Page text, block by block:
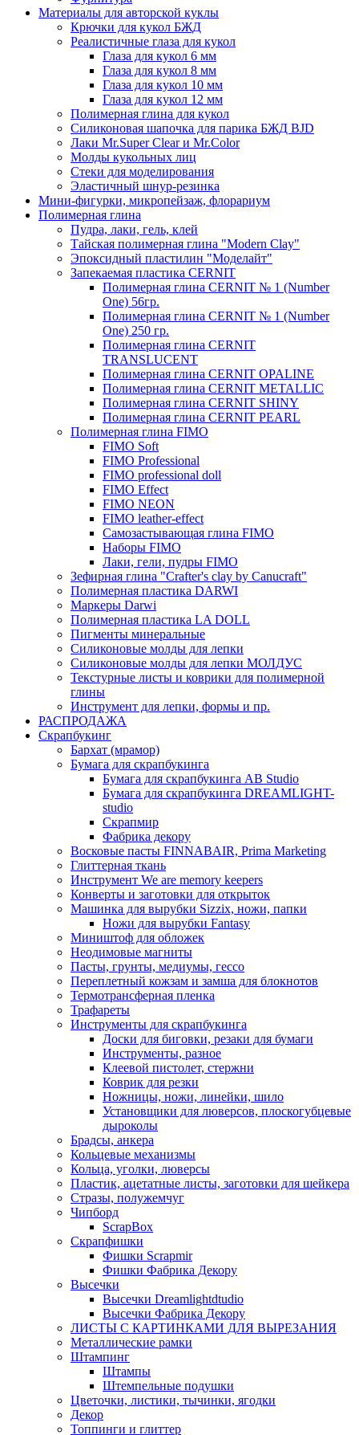
Материалы для авторской куклы
Крючки для кукол БЖД
Реалистичные глаза для кукол
Глаза для кукол 6 мм
Глаза для кукол 8 мм
Глаза для кукол 10 мм
Глаза для кукол 12 мм
Полимерная глина для кукол
Силиконовая шапочка для парика БЖД BJD
Лаки Mr.Super Clear и Mr.Color
Молды кукольных лиц
Стеки для моделирования
Эластичный шнур-резинка
Мини-фигурки, микропейзаж, флорариум
Полимерная глина
Пудра, лаки, гель, клей
Тайская полимерная глина "Modern Clay"
Эпоксидный пластилин "Моделайт"
Запекаемая пластика CERNIT
Полимерная глина CERNIT № 1 (Number
One) 56гр.
Полимерная глина CERNIT № 1 (Number
One) 250 гр.
Полимерная глина CERNIT
TRANSLUCENT
Полимерная глина CERNIT OPALINE
Полимерная глина CERNIT METALLIC
Полимерная глина CERNIT SHINY
Полимерная глина CERNIT PEARL
Полимерная глина FIMO
FIMO Soft
FIMO Professional
FIMO professional doll
FIMO Effect
FIMO NEON
FIMO leather-effect
Самозастывающая глина FIMO
Наборы FIMO
Лаки, гели, пудры FIMO
Зефирная глина "Crafter's clay by Canucraft"
Полимерная пластика DARWI
Маркеры Darwi
Полимерная пластика LA DOLL
Пигменты минеральные
Силиконовые молды для лепки
Силиконовые молды для лепки МОЛДУС
Текстурные листы и коврики для полимерной
глины
Инструмент для лепки, формы и пр.
РАСПРОДАЖА
Скрапбукинг
Бархат (мрамор)
Бумага для скрапбукинга
Бумага для скрапбукинга AB Studio
Бумага для скрапбукинга DREAMLIGHT-
studio
Скрапмир
Фабрика декору
Восковые пасты FINNABAIR, Prima Marketing
Глиттерная ткань
Инструмент We are memory keepers
Конверты и заготовки для открыток
Машинка для вырубки Sizzix, ножи, папки
Ножи для вырубки Fantasy
Миништоф для обложек
Неодимовые магниты
Пасты, грунты, медиумы, гессо
Переплетный кожзам и замша для блокнотов
Термотрансферная пленка
Трафареты
Инструменты для скрапбукинга
Доски для биговки, резаки для бумаги
Инструменты, разное
Клеевой пистолет, стержни
Коврик для резки
Ножницы, ножи, линейки, шило
Установщики для люверсов, плоскогубцевые
дыроколы
Брадсы, анкера
Кольцевые механизмы
Кольца, уголки, люверсы
Пластик, ацетатные листы, заготовки для шейкера
Стразы, полужемчуг
Чипборд
ScrapBox
Скрапфишки
Фишки Scrapmir
Фишки Фабрика Декору
Высечки
Высечки Dreamlightdtudio
Высечки Фабрика Декору
ЛИСТЫ С КАРТИНКАМИ ДЛЯ ВЫРЕЗАНИЯ
Металлические рамки
Штампинг
Штампы
Штемпельные подушки
Цветочки, листики, тычинки, ягодки
Декор
Топпинги и глиттер